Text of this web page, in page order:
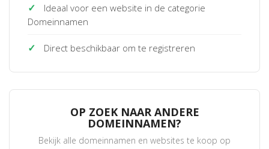
✓
Ideaal voor een website in de categorie
Domeinnamen
✓ Direct beschikbaar om te registreren
OP ZOEK NAAR ANDERE
DOMEINNAMEN?
Bekijk alle domeinnamen en websites te koop op